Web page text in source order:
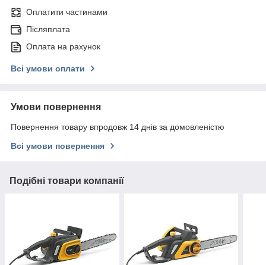
Оплатити частинами
Післяплата
Оплата на рахунок
Всі умови оплати
Умови повернення
Повернення товару впродовж 14 днів за домовленістю
Всі умови повернення
Подібні товари компанії